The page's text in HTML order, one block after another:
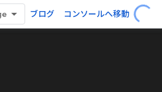
ブログ コンソールへ移動